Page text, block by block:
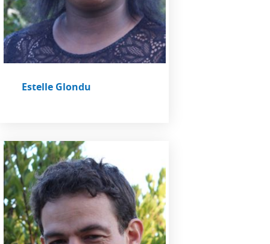
Estelle Glondu